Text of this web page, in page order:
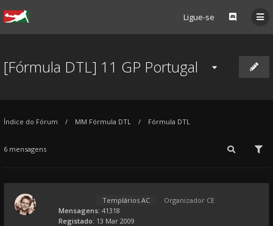
Ligue-se
[Fórmula DTL] 11 GP Portugal
Índice do Fórum MM Fórmula DTL Fórmula DTL
6 mensagens
Templários AC
Organizador CE
Mensagens: 41318
Registado: 13 Mar 2009